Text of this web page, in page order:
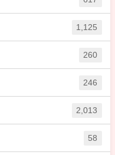
1,125
260
246
2,013
58